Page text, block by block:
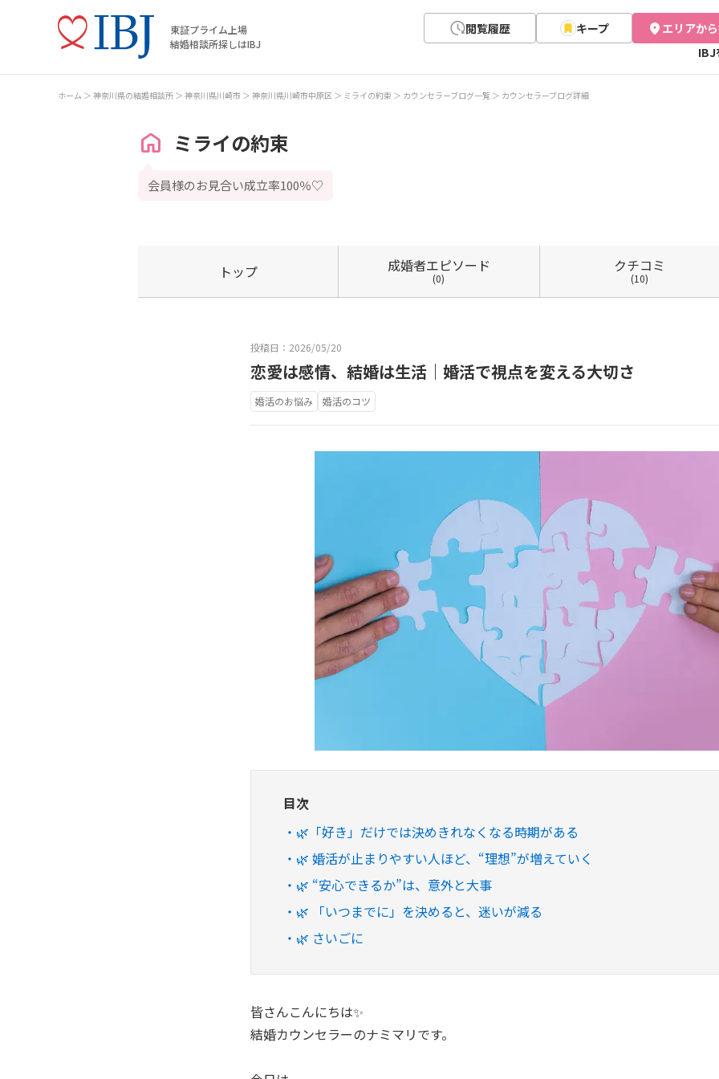
東証プライム上場
結婚相談所探しはIBJ
閲覧履歴 キープ
エリアか
IBJ
ホーム 神奈川県の結婚相談所 神奈川県川崎市 神奈川県川崎市中原区 ミライの約束 カウンセラーブログ一覧 カウンセラーブログ詳細
ミライの約束
会員様のお見合い成立率100％♡
トップ 成婚者エピソード
(0)
クチコミ
(10)
投稿日：2026/05/20
恋愛は感情、結婚は生活｜婚活で視点を変える大切さ
婚活のお悩み 婚活のコツ
目次
🌿「好き」だけでは決めきれなくなる時期がある
🌿 婚活が止まりやすい人ほど、“理想”が増えていく
🌿 “安心できるか”は、意外と大事
🌿 「いつまでに」を決めると、迷いが減る
🌿 さいごに
皆さんこんにちは✨
結婚カウンセラーのナミマリです。